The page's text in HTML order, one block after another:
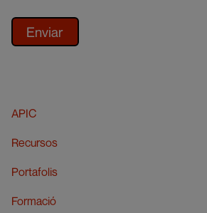
APIC
Recursos
Portafolis
Formació